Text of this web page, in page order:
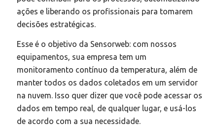
ações e liberando os profissionais para tomarem
decisões estratégicas.
Esse é o objetivo da Sensorweb: com nossos
equipamentos, sua empresa tem um
monitoramento contínuo da temperatura, além de
manter todos os dados coletados em um servidor
na nuvem. Isso quer dizer que você pode acessar os
dados em tempo real, de qualquer lugar, e usá-los
de acordo com a sua necessidade.